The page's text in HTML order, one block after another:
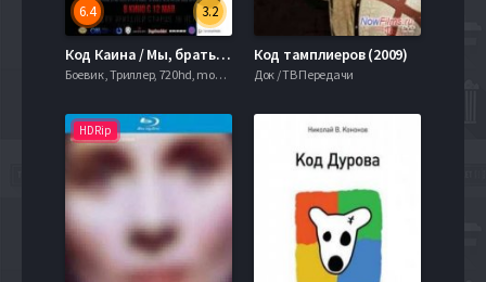
3.2
6.4
Код Каина / Мы, братья (2015)
Боевик , Триллер, 720hd, mobilen,
Код тамплиеров (2009)
Док / ТВ Передачи
HDRip